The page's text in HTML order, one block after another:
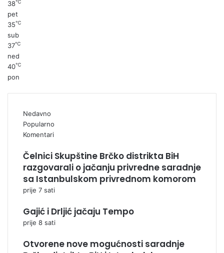
38℃
pet
35℃
sub
37℃
ned
40℃
pon
Nedavno
Popularno
Komentari
Čelnici Skupštine Brčko distrikta BiH
razgovarali o jačanju privredne saradnje
sa Istanbulskom privrednom komorom
prije 7 sati
Gajić i Drljić jačaju Tempo
prije 8 sati
Otvorene nove mogućnosti saradnje